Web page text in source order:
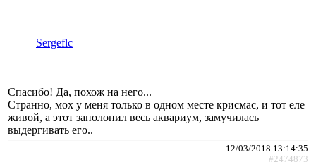
Sergeflc
Спасибо! Да, похож на него...
Странно, мох у меня только в одном месте крисмас, и тот еле
живой, а этот заполонил весь аквариум, замучилась
выдергивать его..
12/03/2018 13:14:35
#2474873